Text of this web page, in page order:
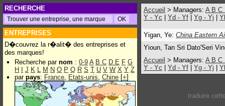
RECHERCHE
ENTREPRISES
D�couvrez la r�alit� des entreprises et
des marques!
Recherche par nom : 0-9 A B C D E F G
H
J K L M N O P Q R S T U V W X Y Z
par pays: France, Etats-unis, Chine [+]
Accueil > Managers: A B C
Y - Yc
Yd - Yf Yg - Yj
Yigan, Ye: China Eastern
Yioun, Tan Sri Dato'Seri
Accueil > Managers: A B C
Y - Yc
Yd - Yf Yg - Yj
traduire